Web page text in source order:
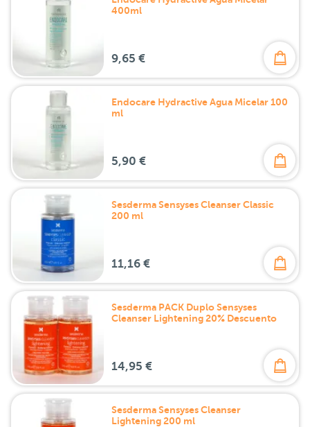
400ml
9,65 €
Endocare Hydractive Agua Micelar 100
ml
5,90 €
Sesderma Sensyses Cleanser Classic
200 ml
11,16 €
Sesderma PACK Duplo Sensyses
Cleanser Lightening 20% Descuento
14,95 €
Sesderma Sensyses Cleanser
Lightening 200 ml